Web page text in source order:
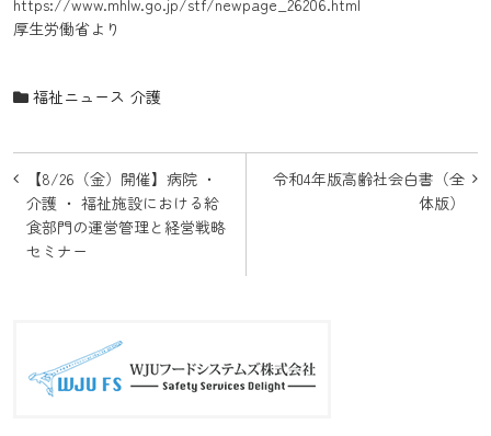
厚生労働省より
福祉ニュース 介護
投
稿
ナ
シ
令和4年版高齢社会白書（全
体版）
【8/26（金）開催】病院 ・
介護 ・ 福祉施設における給
食部門の運営管理と経営戦略
セミナー